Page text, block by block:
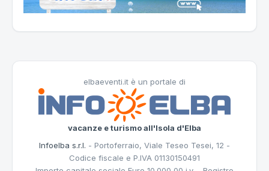
elbaeventi.it è un portale di
vacanze e turismo all'Isola d'Elba
Infoelba s.r.l. - Portoferraio, Viale Teseo Tesei, 12 -
Codice fiscale e P.IVA 01130150491